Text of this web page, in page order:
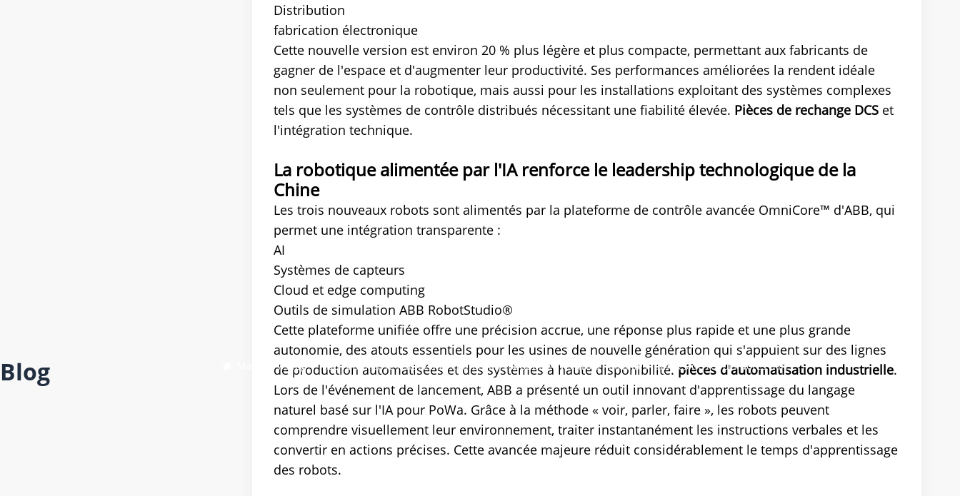
Blog / Blog / ABB renforce le leadership chinois en robotique avec trois nouvelles familles de robots dotés d'IA
Distribution
fabrication électronique
Cette nouvelle version est environ 20 % plus légère et plus compacte, permettant aux fabricants de
gagner de l'espace et d'augmenter leur productivité. Ses performances améliorées la rendent idéale
non seulement pour la robotique, mais aussi pour les installations exploitant des systèmes complexes
tels que les systèmes de contrôle distribués nécessitant une fiabilité élevée. Pièces de rechange DCS et
l'intégration technique.
La robotique alimentée par l'IA renforce le leadership technologique de la
Chine
Les trois nouveaux robots sont alimentés par la plateforme de contrôle avancée OmniCore™ d'ABB, qui
permet une intégration transparente :
AI
Systèmes de capteurs
Cloud et edge computing
Outils de simulation ABB RobotStudio®
Cette plateforme unifiée offre une précision accrue, une réponse plus rapide et une plus grande
autonomie, des atouts essentiels pour les usines de nouvelle génération qui s'appuient sur des lignes
de production automatisées et des systèmes à haute disponibilité. pièces d'automatisation industrielle.
Lors de l'événement de lancement, ABB a présenté un outil innovant d'apprentissage du langage
naturel basé sur l'IA pour PoWa. Grâce à la méthode « voir, parler, faire », les robots peuvent
comprendre visuellement leur environnement, traiter instantanément les instructions verbales et les
convertir en actions précises. Cette avancée majeure réduit considérablement le temps d'apprentissage
des robots.